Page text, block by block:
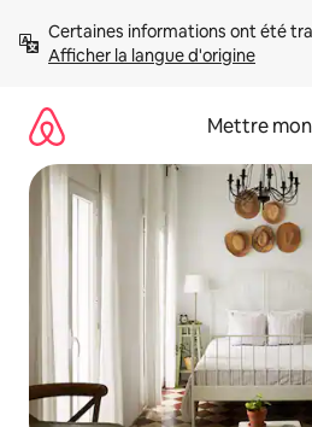
directement
Afficher la langue d'origine
Mettre